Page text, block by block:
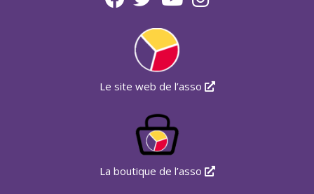
Le site web de l’asso
La boutique de l’asso